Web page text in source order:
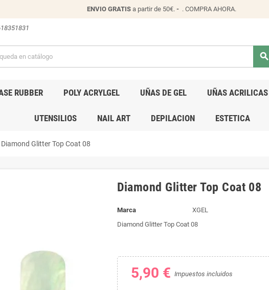
ENVIO GRATIS a partir de 50€. - . COMPRA AHORA.
search
RUBBER POLY ACRYLGEL UÑAS DE GEL UÑAS ACRILICAS
UTENSILIOS NAIL ART DEPILACION ESTETICA
Diamond Glitter Top Coat 08
Diamond Glitter Top Coat 08
Marca
XGEL
Diamond Glitter Top Coat 08
5,90 € Impuestos incluidos